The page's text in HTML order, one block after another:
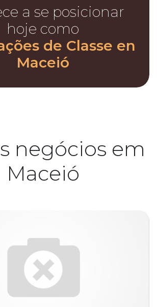
a se posicionar
hoje como
de Classe en
Maceió
negócios em
Maceió